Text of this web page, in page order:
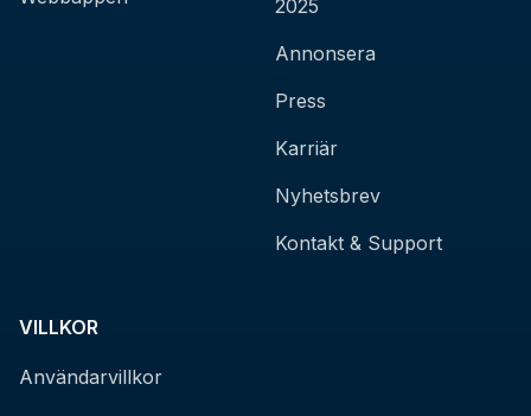
2025
Annonsera
Press
Karriär
Nyhetsbrev
Kontakt & Support
VILLKOR
Användarvillkor